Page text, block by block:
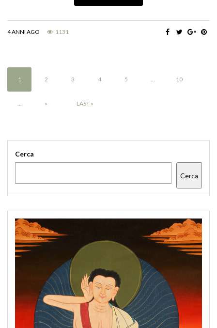
4 ANNI AGO 1131
1 2 3 4 5 ... 10
... » LAST »
Cerca
Cerca